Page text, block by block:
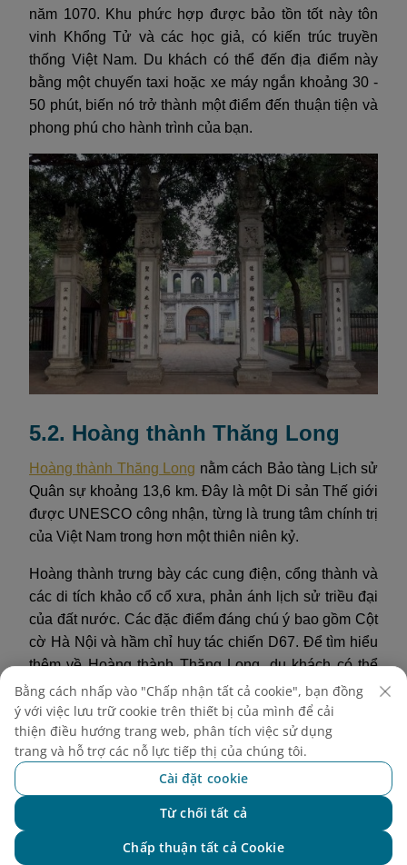
năm 1070. Khu phức hợp được bảo tồn tốt này tôn
vinh Khổng Tử và các học giả, có kiến trúc truyền
thống Việt Nam. Du khách có thể đến địa điểm này
bằng một chuyến taxi hoặc xe máy ngắn khoảng 30 -
50 phút, biến nó trở thành một điểm đến thuận tiện và
phong phú cho hành trình của bạn.
5.2. Hoàng thành Thăng Long
Hoàng thành Thăng Long nằm cách Bảo tàng Lịch sử
Quân sự khoảng 13,6 km. Đây là một Di sản Thế giới
được UNESCO công nhận, từng là trung tâm chính trị
của Việt Nam trong hơn một thiên niên kỷ.
Hoàng thành trưng bày các cung điện, cổng thành và
các di tích khảo cổ cổ xưa, phản ánh lịch sử triều đại
của đất nước. Các đặc điểm đáng chú ý bao gồm Cột
cờ Hà Nội và hầm chỉ huy tác chiến D67. Để tìm hiểu
thêm về Hoàng thành Thăng Long, du khách có thể
tìm thông tin tại đây.
Bằng cách nhấp vào "Chấp nhận tất cả cookie", bạn đồng
ý với việc lưu trữ cookie trên thiết bị của mình để cải
thiện điều hướng trang web, phân tích việc sử dụng
trang và hỗ trợ các nỗ lực tiếp thị của chúng tôi.
Cài đặt cookie
Từ chối tất cả
Chấp thuận tất cả Cookie